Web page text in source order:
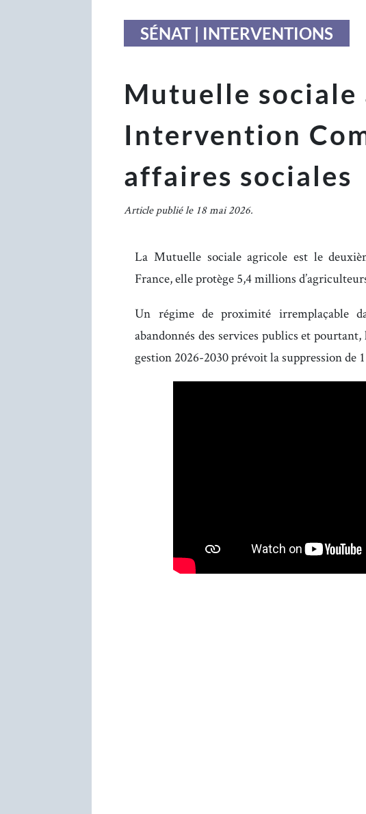
SÉNAT | INTERVENTIONS
Mutuelle sociale
Intervention
affaires sociales
Article publié le 18 mai 2026.
La Mutuelle sociale agricole est le
France, elle protège 5,4 millions
Un régime de proximité irremplaçable
abandonnés des services publics et
gestion 2026-2030 prévoit la suppression de